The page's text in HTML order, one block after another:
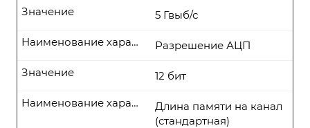
5 Гвыб/с
Значение
Разрешение АЦП
Наименование характеристики
12 бит
Значение
Длина памяти на канал
(стандартная)
Наименование характеристики